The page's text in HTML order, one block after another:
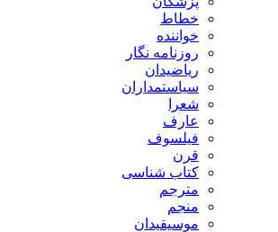
خطاط
خواننده
روزنامه نگار
ریاضیدان
سیاستمداران
شعرا
عارف
فیلسوف
قرن
کتاب شناسی
مترجم
منجم
موسیقیدان